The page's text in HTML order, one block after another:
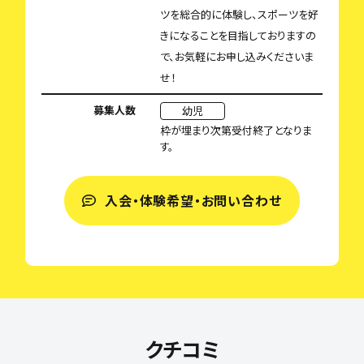
ツを総合的に体験し、スポーツを好
きになることを目指しておりますの
で、お気軽にお申し込みくださいま
せ！
募集人数
幼児
枠が埋まり次第受付終了となりま
す。
入会・体験希望・お問い合わせ
クチコミ